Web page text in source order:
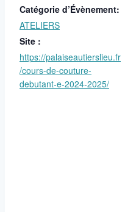
Catégorie d’Évènement:
ATELIERS
Site :
https://palaiseautierslieu.fr
/cours-de-couture-
debutant-e-2024-2025/